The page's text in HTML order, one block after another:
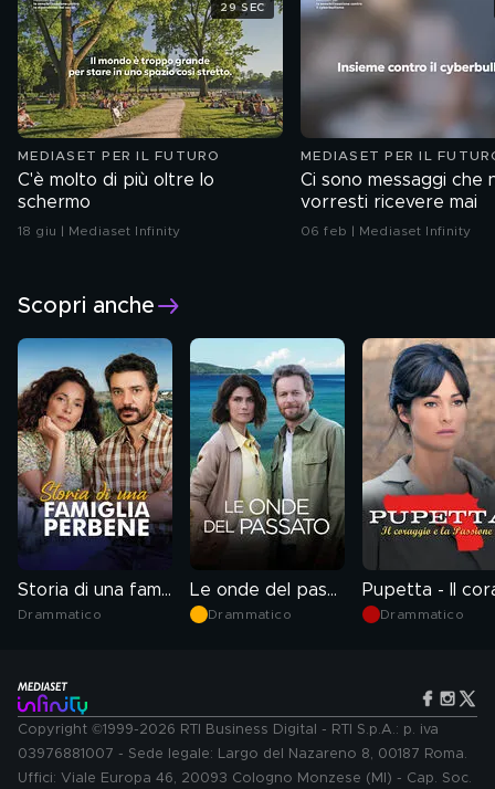
MEDIASET PER IL FUTURO
C'è molto di più oltre lo
schermo
18 giu | Mediaset Infinity
29 SEC
MEDIASET PER IL
Ci sono messaggi che
vorresti ricevere mai
06 feb | Mediaset Infinity
Scopri anche
Storia di una famiglia perbene
Drammatico
Le onde del passato
Drammatico Drammatico
Copyright ©1999-2026 RTI Business Digital - RTI S.p.A.: p. iva
03976881007 - Sede legale: Largo del Nazareno 8, 00187 Roma.
Uffici: Viale Europa 46, 20093 Cologno Monzese (MI) - Cap. Soc.